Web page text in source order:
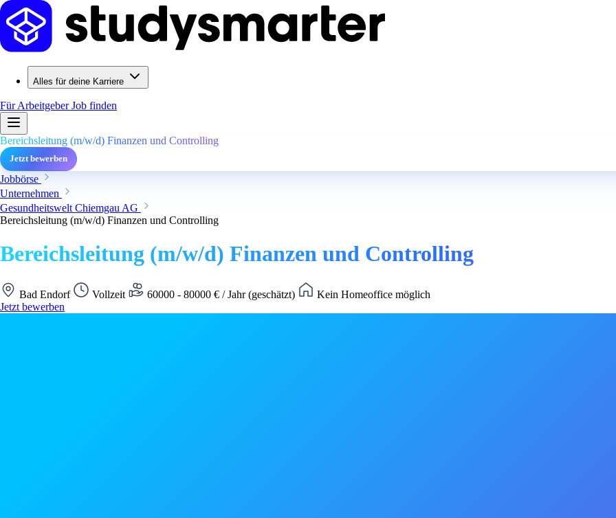
Alles für deine Karriere
Für ArbeitgeberJob finden
Bereichsleitung (m/w/d) Finanzen und Controlling
Jetzt bewerben
Jobbörse
Unternehmen
Gesundheitswelt Chiemgau AG
Bereichsleitung (m/w/d) Finanzen und Controlling
Bereichsleitung (m/w/d) Finanzen und Controlling
Bad Endorf Vollzeit 60000 - 80000 € / Jahr (geschätzt)
Kein Homeoffice möglich
Jetzt bewerben